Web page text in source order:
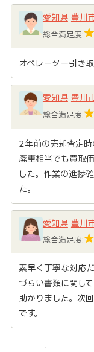
愛知県 豊川
総合満足度:
オペレーター引き
愛知県 豊川
総合満足度:
2年前の売却査定時
廃車相当でも買取
した。作業の進捗
た。
愛知県 豊川
総合満足度:
素早く丁寧な対応
づらい書類に関し
助かりました。次
です。